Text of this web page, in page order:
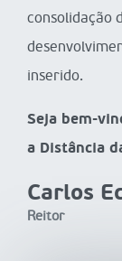
consolidação
inserido.
Seja bem-
a Distância
Carlos
Reitor